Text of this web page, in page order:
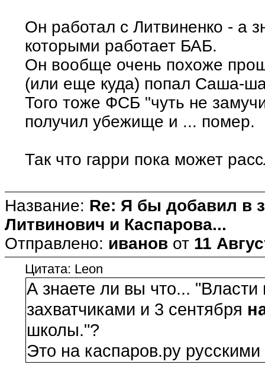
Он работал с Литвиненко - а
которыми работает БАБ.
Он вообще очень похоже
(или еще куда) попал Саша-
Того тоже ФСБ "чуть не
получил убежище и ... помер.
Так что гарри пока может
Название: Re: Я бы добавил в
Литвинович и Каспарова...
Отправлено: иванов от 11
Цитата: Leon
А знаете ли вы что...
захватчиками и 3 сентября
школы."?
Это на каспаров.ру